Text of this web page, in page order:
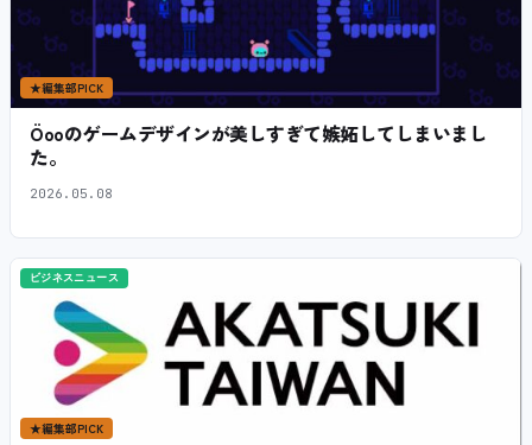
★編集部PICK
Öooのゲームデザインが美しすぎて嫉妬してしまいまし
た。
2026.05.08
ビジネスニュース
★編集部PICK